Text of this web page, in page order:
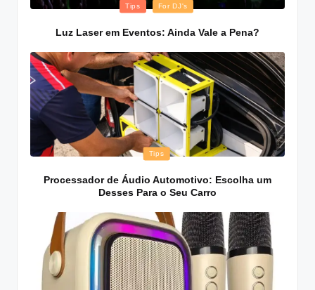
Posted
Tips For DJ's
Luz Laser em Eventos: Ainda Vale a Pena?
Posted
Tips
Processador de Áudio Automotivo: Escolha um
Desses Para o Seu Carro